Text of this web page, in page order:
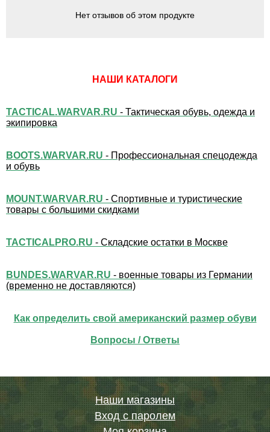
Нет отзывов об этом продукте
НАШИ КАТАЛОГИ
TACTICAL.WARVAR.RU - Тактическая обувь, одежда и
экипировка
BOOTS.WARVAR.RU - Профессиональная спецодежда
и обувь
MOUNT.WARVAR.RU - Спортивные и туристические
товары с большими скидками
TACTICALPRO.RU - Складские остатки в Москве
BUNDES.WARVAR.RU - военные товары из Германии
(временно не доставляются)
Как определить свой американский размер обуви
Вопросы / Ответы
Наши магазины
Вход с паролем